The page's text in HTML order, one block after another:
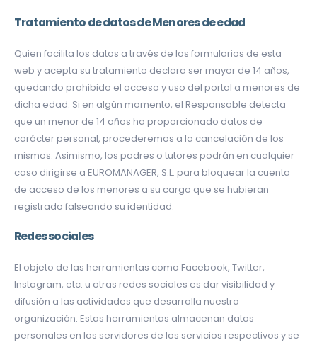
Tratamiento de datos de Menores de edad
Quien facilita los datos a través de los formularios de esta
web y acepta su tratamiento declara ser mayor de 14 años,
quedando prohibido el acceso y uso del portal a menores de
dicha edad. Si en algún momento, el Responsable detecta
que un menor de 14 años ha proporcionado datos de
carácter personal, procederemos a la cancelación de los
mismos. Asimismo, los padres o tutores podrán en cualquier
caso dirigirse a EUROMANAGER, S.L. para bloquear la cuenta
de acceso de los menores a su cargo que se hubieran
registrado falseando su identidad.
Redes sociales
El objeto de las herramientas como Facebook, Twitter,
Instagram, etc. u otras redes sociales es dar visibilidad y
difusión a las actividades que desarrolla nuestra
organización. Estas herramientas almacenan datos
personales en los servidores de los servicios respectivos y se